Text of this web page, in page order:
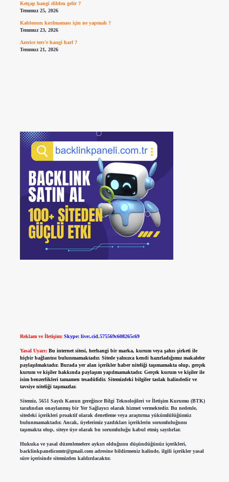
Ketçap hangi dilden gelir ?
Temmuz 25, 2026
Kablonun kırılmaması için ne yapmalı ?
Temmuz 23, 2026
Azerice ters’e hangi harf ?
Temmuz 21, 2026
Reklam ve İletişim: Skype: live:.cid.575569c608265c69
Yasal Uyarı: Bu internet sitesi, herhangi bir marka, kurum veya şahıs şirketi ile
hiçbir bağlantısı bulunmamaktadır. Sitede yalnızca kendi hazırladığımız makaleler
paylaşılmaktadır. Burada yer alan içerikler haber niteliği taşımamakta olup, gerçek
kurum ve kişiler hakkında paylaşım yapılmamaktadır. Gerçek kurum ve kişiler ile
isim benzerlikleri tamamen tesadüfidir. Sitemizdeki bilgiler taslak halindedir ve
tavsiye niteliği taşımazlar.
Sitemiz, 5651 Sayılı Kanun gereğince Bilgi Teknolojileri ve İletişim Kurumu (BTK)
tarafından onaylanmış bir Yer Sağlayıcı olarak hizmet vermektedir. Bu nedenle,
sitedeki içerikleri proaktif olarak denetleme veya araştırma yükümlülüğümüz
bulunmamaktadır. Ancak, üyelerimiz yazdıkları içeriklerin sorumluluğunu
taşımakta olup, siteye üye olarak bu sorumluluğu kabul etmiş sayılırlar.
Hukuka ve yasal düzenlemelere aykırı olduğunu düşündüğünüz içerikleri,
backlinkpanelicomtr@gmail.comadresine bildirmeniz halinde, ilgili içerikler yasal
süre içerisinde sitemizden kaldırılacaktır.